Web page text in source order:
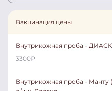
Вакцинация цены
Внутрикожная проба -
3300₽
Внутрикожная проба -